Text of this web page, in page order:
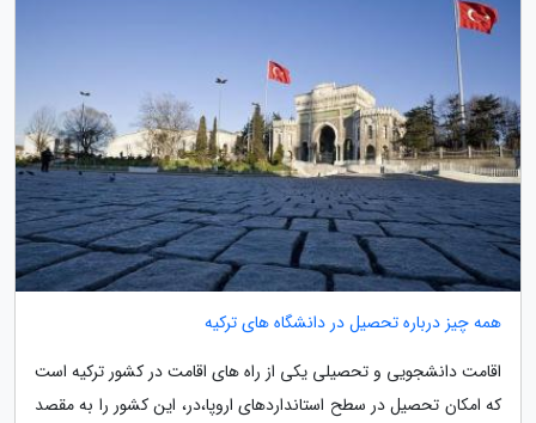
همه چیز درباره تحصیل در دانشگاه های ترکیه
اقامت دانشجویی و تحصیلی یکی از راه های اقامت در کشور ترکیه است
که امکان تحصیل در سطح استانداردهای اروپا،در، این کشور را به مقصد